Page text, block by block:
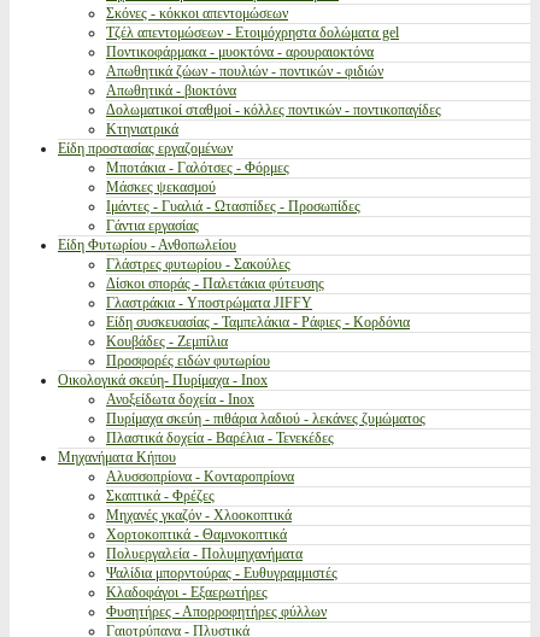
Σκόνες - κόκκοι απεντομώσεων
Τζέλ απεντομώσεων - Ετοιμόχρηστα δολώματα gel
Ποντικοφάρμακα - μυοκτόνα - αρουραιοκτόνα
Απωθητικά ζώων - πουλιών - ποντικών - φιδιών
Απωθητικά - βιοκτόνα
Δολωματικοί σταθμοί - κόλλες ποντικών - ποντικοπαγίδες
Κτηνιατρικά
Είδη προστασίας εργαζομένων
Μποτάκια - Γαλότσες - Φόρμες
Μάσκες ψεκασμού
Ιμάντες - Γυαλιά - Ωτασπίδες - Προσωπίδες
Γάντια εργασίας
Είδη Φυτωρίου - Ανθοπωλείου
Γλάστρες φυτωρίου - Σακούλες
Δίσκοι σποράς - Παλετάκια φύτευσης
Γλαστράκια - Υποστρώματα JIFFY
Είδη συσκευασίας - Ταμπελάκια - Ράφιες - Κορδόνια
Κουβάδες - Ζεμπίλια
Προσφορές ειδών φυτωρίου
Οικολογικά σκεύη- Πυρίμαχα - Inox
Ανοξείδωτα δοχεία - Inox
Πυρίμαχα σκεύη - πιθάρια λαδιού - λεκάνες ζυμώματος
Πλαστικά δοχεία - Βαρέλια - Τενεκέδες
Μηχανήματα Κήπου
Αλυσσοπρίονα - Κονταροπρίονα
Σκαπτικά - Φρέζες
Μηχανές γκαζόν - Χλοοκοπτικά
Χορτοκοπτικά - Θαμνοκοπτικά
Πολυεργαλεία - Πολυμηχανήματα
Ψαλίδια μπορντούρας - Ευθυγραμμιστές
Κλαδοφάγοι - Εξαερωτήρες
Φυσητήρες - Απορροφητήρες φύλλων
Γαιοτρύπανα - Πλυστικά